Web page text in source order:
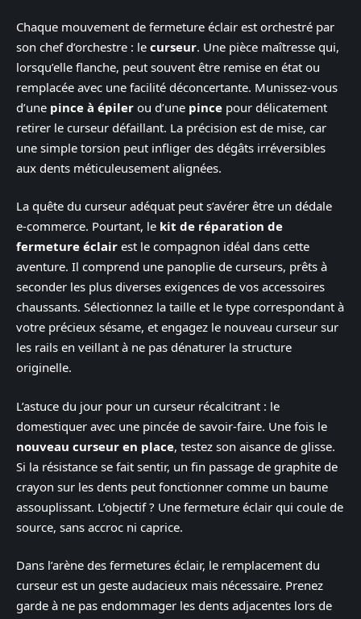
Chaque mouvement de fermeture éclair est orchestré par
son chef d’orchestre : le curseur. Une pièce maîtresse qui,
lorsqu’elle flanche, peut souvent être remise en état ou
remplacée avec une facilité déconcertante. Munissez-vous
d’une pince à épiler ou d’une pince pour délicatement
retirer le curseur défaillant. La précision est de mise, car
une simple torsion peut infliger des dégâts irréversibles
aux dents méticuleusement alignées.
La quête du curseur adéquat peut s’avérer être un dédale
e-commerce. Pourtant, le kit de réparation de
fermeture éclair est le compagnon idéal dans cette
aventure. Il comprend une panoplie de curseurs, prêts à
seconder les plus diverses exigences de vos accessoires
chaussants. Sélectionnez la taille et le type correspondant à
votre précieux sésame, et engagez le nouveau curseur sur
les rails en veillant à ne pas dénaturer la structure
originelle.
L’astuce du jour pour un curseur récalcitrant : le
domestiquer avec une pincée de savoir-faire. Une fois le
nouveau curseur en place, testez son aisance de glisse.
Si la résistance se fait sentir, un fin passage de graphite de
crayon sur les dents peut fonctionner comme un baume
assouplissant. L’objectif ? Une fermeture éclair qui coule de
source, sans accroc ni caprice.
Dans l’arène des fermetures éclair, le remplacement du
curseur est un geste audacieux mais nécessaire. Prenez
garde à ne pas endommager les dents adjacentes lors de